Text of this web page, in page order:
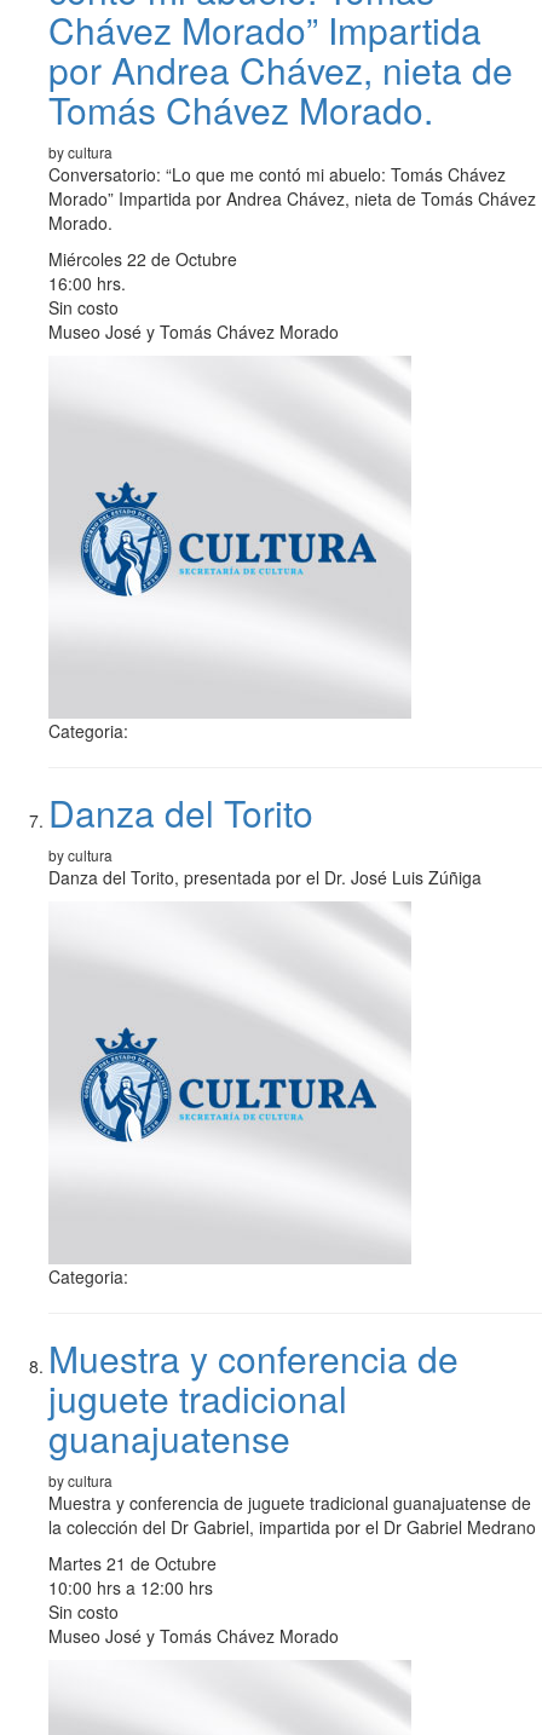
Chávez Morado” Impartida
por Andrea Chávez, nieta de
Tomás Chávez Morado.
by cultura
Conversatorio: “Lo que me contó mi abuelo: Tomás Chávez
Morado” Impartida por Andrea Chávez, nieta de Tomás Chávez
Morado.
Miércoles 22 de Octubre
16:00 hrs.
Sin costo
Museo José y Tomás Chávez Morado
Categoria:
Danza del Torito
by cultura
Danza del Torito, presentada por el Dr. José Luis Zúñiga
Categoria:
Muestra y conferencia de
juguete tradicional
guanajuatense
by cultura
Muestra y conferencia de juguete tradicional guanajuatense de
la colección del Dr Gabriel, impartida por el Dr Gabriel Medrano
Martes 21 de Octubre
10:00 hrs a 12:00 hrs
Sin costo
Museo José y Tomás Chávez Morado